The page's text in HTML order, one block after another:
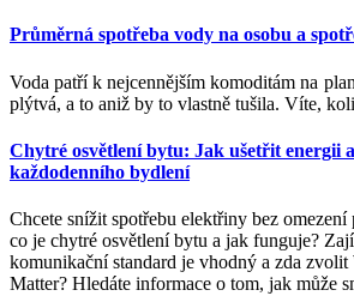
Průměrná spotřeba vody na osobu a
Voda patří k nejcennějším komoditám na
plýtvá, a to aniž by to vlastně tušila. Víte,
Chytré osvětlení bytu: Jak ušetřit energii
každodenního bydlení
Chcete snížit spotřebu elektřiny bez
co je chytré osvětlení bytu a jak funguje?
komunikační standard je vhodný a zda
Matter? Hledáte informace o tom, jak může